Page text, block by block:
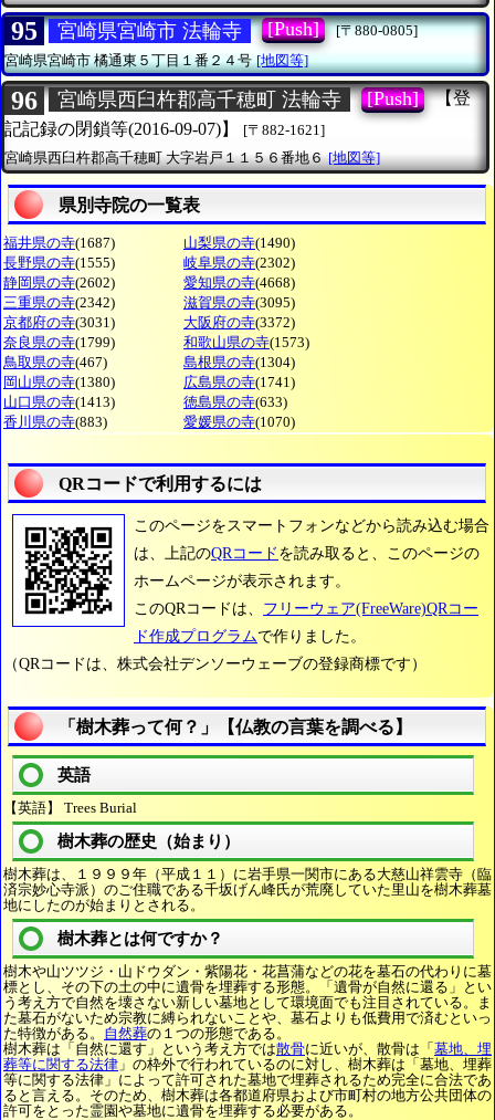
95 宮崎県宮崎市 法輪寺 [Push]
[〒880-0805]
宮崎県宮崎市橘通東５丁目１番２４号 [地図等]
96 宮崎県西臼杵郡高千穂町 法輪寺 [Push]
【登
記記録の閉鎖等(2016-09-07)】
[〒882-1621]
宮崎県西臼杵郡高千穂町大字岩戸１１５６番地６ [地図等]
県別寺院の一覧表
福井県の寺(1687) 山梨県の寺(1490)
長野県の寺(1555) 岐阜県の寺(2302)
静岡県の寺(2602) 愛知県の寺(4668)
三重県の寺(2342) 滋賀県の寺(3095)
京都府の寺(3031) 大阪府の寺(3372)
奈良県の寺(1799) 和歌山県の寺(1573)
鳥取県の寺(467) 島根県の寺(1304)
岡山県の寺(1380) 広島県の寺(1741)
山口県の寺(1413) 徳島県の寺(633)
香川県の寺(883) 愛媛県の寺(1070)
QRコードで利用するには
このページをスマートフォンなどから読み込む場合
は、上記のQRコード を読み取ると、このページの
ホームページが表示されます。
このQRコードは、 フリーウェア(FreeWare)QRコー
ド作成プログラムで作りました。
（QRコードは、株式会社デンソーウェーブの登録商標です）
「樹木葬って何？」【仏教の言葉を調べる】
英語
【英語】 Trees Burial
樹木葬の歴史（始まり）
樹木葬は、１９９９年（平成１１）に岩手県一関市にある大慈山祥雲寺（臨
済宗妙心寺派）のご住職である千坂げん峰氏が荒廃していた里山を樹木葬墓
地にしたのが始まりとされる。
樹木葬とは何ですか？
樹木や山ツツジ・山ドウダン・紫陽花・花菖蒲などの花を墓石の代わりに墓
標とし、その下の土の中に遺骨を埋葬する形態。「遺骨が自然に還る」とい
う考え方で自然を壊さない新しい墓地として環境面でも注目されている。ま
た墓石がないため宗教に縛られないことや、墓石よりも低費用で済むといっ
た特徴がある。 自然葬の１つの形態である。
樹木葬は「自然に還す」という考え方では散骨に近いが、散骨は「墓地、埋
葬等に関する法律 」の枠外で行われているのに対し、樹木葬は「墓地、埋葬
等に関する法律」によって許可された墓地で埋葬されるため完全に合法であ
ると言える。そのため、樹木葬は各都道府県および市町村の地方公共団体の
許可をとった霊園や墓地に遺骨を埋葬する必要がある。